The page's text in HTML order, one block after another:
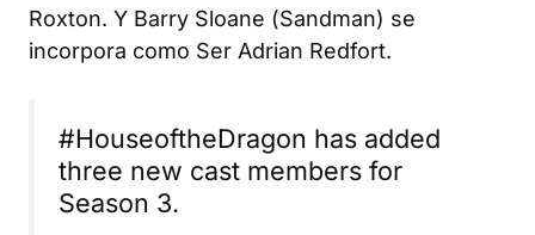
Roxton. Y Barry Sloane (Sandman) se
incorpora como Ser Adrian Redfort.
#HouseoftheDragon has added
three new cast members for
Season 3.